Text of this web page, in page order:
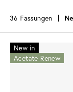
36 Fassungen
New in
Acetate Renew